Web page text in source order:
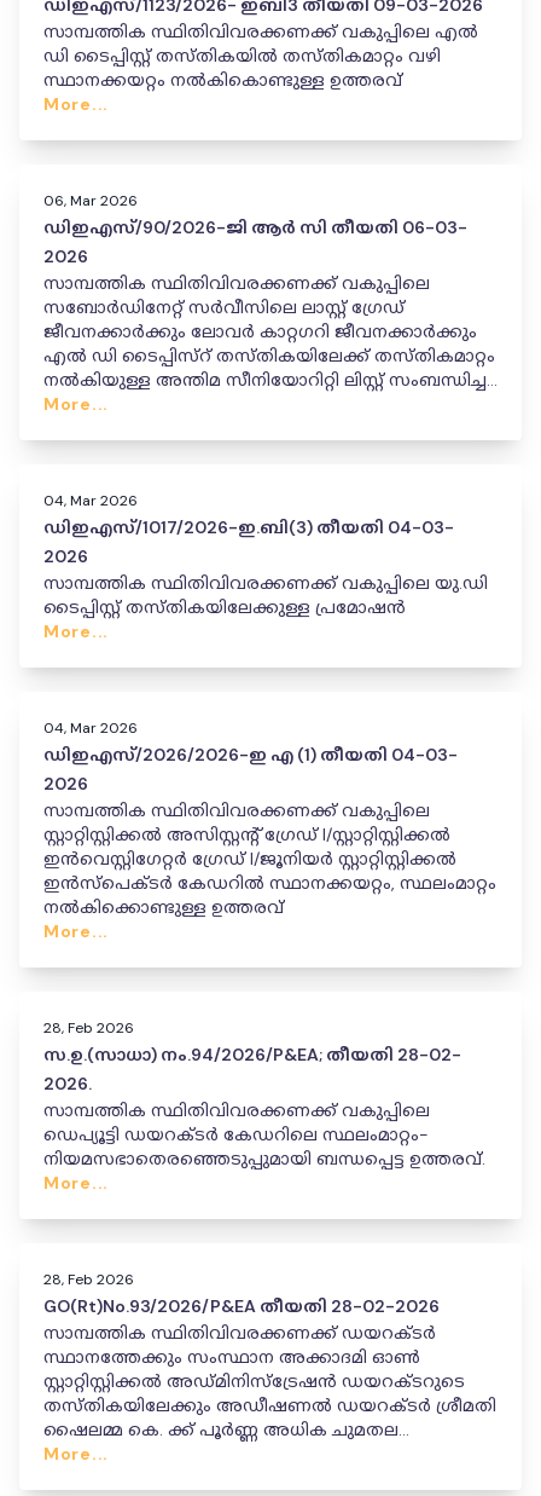
ഡിഇഎസ്/1123/2026- ഇബി3 തീയതി 09-03-2026
സാമ്പത്തിക സ്ഥിതിവിവരക്കണക്ക് വകുപ്പിലെ എൽ
ഡി ടൈപ്പിസ്റ്റ് തസ്തികയിൽ തസ്തികമാറ്റം വഴി
സ്ഥാനക്കയറ്റം നൽകികൊണ്ടുള്ള ഉത്തരവ്
More...
06, Mar 2026
ഡിഇഎസ്/90/2026-ജി ആർ സി തീയതി 06-03-
2026
സാമ്പത്തിക സ്ഥിതിവിവരക്കണക്ക് വകുപ്പിലെ
സബോർഡിനേറ്റ് സർവീസിലെ ലാസ്റ്റ് ഗ്രേഡ്
ജീവനക്കാർക്കും ലോവർ കാറ്റഗറി ജീവനക്കാർക്കും
എൽ ഡി ടൈപ്പിസ്റ് തസ്തികയിലേക്ക് തസ്തികമാറ്റം
നൽകിയുള്ള അന്തിമ സീനിയോറിറ്റി ലിസ്റ്റ് സംബന്ധിച്ച
ഉത്തരവ്
More...
04, Mar 2026
ഡിഇഎസ്/1017/2026-ഇ.ബി(3) തീയതി 04-03-
2026
സാമ്പത്തിക സ്ഥിതിവിവരക്കണക്ക് വകുപ്പിലെ യു.ഡി
ടൈപ്പിസ്റ്റ് തസ്തികയിലേക്കുള്ള പ്രമോഷൻ
More...
04, Mar 2026
ഡിഇഎസ്/2026/2026-ഇ എ (1) തീയതി 04-03-
2026
സാമ്പത്തിക സ്ഥിതിവിവരക്കണക്ക് വകുപ്പിലെ
സ്റ്റാറ്റിസ്റ്റിക്കൽ അസിസ്റ്റന്റ് ഗ്രേഡ് I/സ്റ്റാറ്റിസ്റ്റിക്കൽ
ഇൻവെസ്റ്റിഗേറ്റർ ഗ്രേഡ് I/ജൂനിയർ സ്റ്റാറ്റിസ്റ്റിക്കൽ
ഇൻസ്പെക്ടർ കേഡറിൽ സ്ഥാനക്കയറ്റം, സ്ഥലംമാറ്റം
നൽകിക്കൊണ്ടുള്ള ഉത്തരവ്
More...
28, Feb 2026
സ.ഉ.(സാധാ) നം.94/2026/P&EA; തീയതി 28-02-
2026.
സാമ്പത്തിക സ്ഥിതിവിവരക്കണക്ക് വകുപ്പിലെ
ഡെപ്യൂട്ടി ഡയറക്ടർ കേഡറിലെ സ്ഥലംമാറ്റം-
നിയമസഭാതെരഞ്ഞെടുപ്പുമായി ബന്ധപ്പെട്ട ഉത്തരവ്.
More...
28, Feb 2026
GO(Rt)No.93/2026/P&EA തീയതി 28-02-2026
സാമ്പത്തിക സ്ഥിതിവിവരക്കണക്ക് ഡയറക്ടർ
സ്ഥാനത്തേക്കും സംസ്ഥാന അക്കാദമി ഓൺ
സ്റ്റാറ്റിസ്റ്റിക്കൽ അഡ്മിനിസ്ട്രേഷൻ ഡയറക്ടറുടെ
തസ്തികയിലേക്കും അഡീഷണൽ ഡയറക്ടർ ശ്രീമതി
ഷൈലമ്മ കെ. ക്ക് പൂർണ്ണ അധിക ചുമതല
നൽകിക്കൊണ്ടുള്ള സർക്കാർ ഉത്തരവ്.
More...